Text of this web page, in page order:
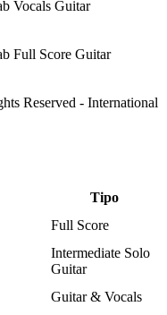
Reserved - International
Tipo
Full Score
Intermediate Solo
Guitar
Guitar & Vocals